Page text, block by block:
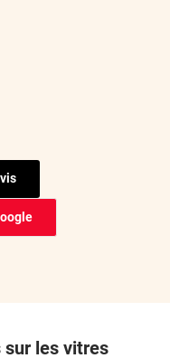
les vitres